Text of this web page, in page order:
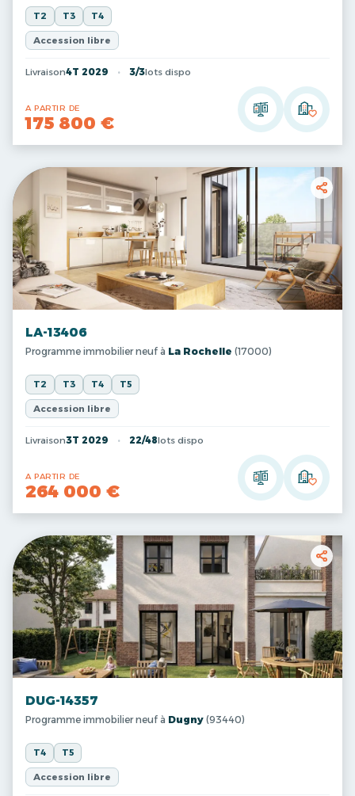
T2 T3 T4
Accession libre
Livraison4T 2029 3/3lots dispo
A PARTIR DE
175 800 €
LA-13406
Programme immobilier neuf à La Rochelle (17000)
T2 T3 T4 T5
Accession libre
Livraison3T 2029 22/48lots dispo
A PARTIR DE
264 000 €
DUG-14357
Programme immobilier neuf à Dugny (93440)
T4 T5
Accession libre